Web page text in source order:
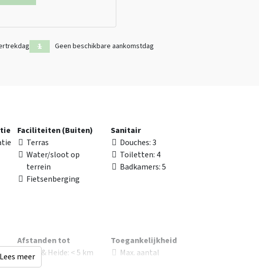
Geen beschikbare aankomstdag
Faciliteiten (Buiten)
Terras
Water/sloot op
terrein
Fietsenberging
Sanitair
Douches: 3
Toiletten: 4
Badkamers: 5
Afstanden tot
Bos & Heide: < 5 km
Restaurant
Toegankelijkheid
Max. aantal
Lees meer